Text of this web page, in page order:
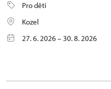
Pro děti
Kozel
27. 6. 2026 – 30. 8. 2026